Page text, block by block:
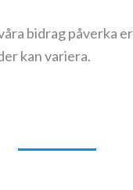
bidrag påverka
kan variera.